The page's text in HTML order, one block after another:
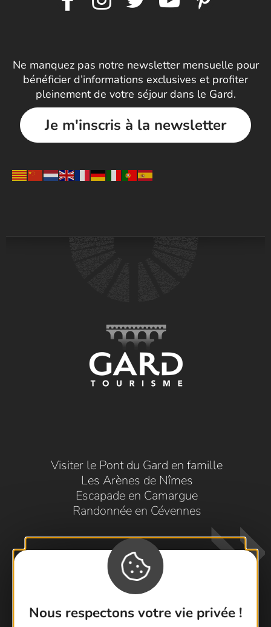
Nous respectons votre vie privée !
Ne manquez pas notre newsletter mensuelle pour
bénéficier d’informations exclusives et profiter
pleinement de votre séjour dans le Gard.
Je m'inscris à la newsletter
Visiter le Pont du Gard en famille
Les Arènes de Nîmes
Escapade en Camargue
Randonnée en Cévennes